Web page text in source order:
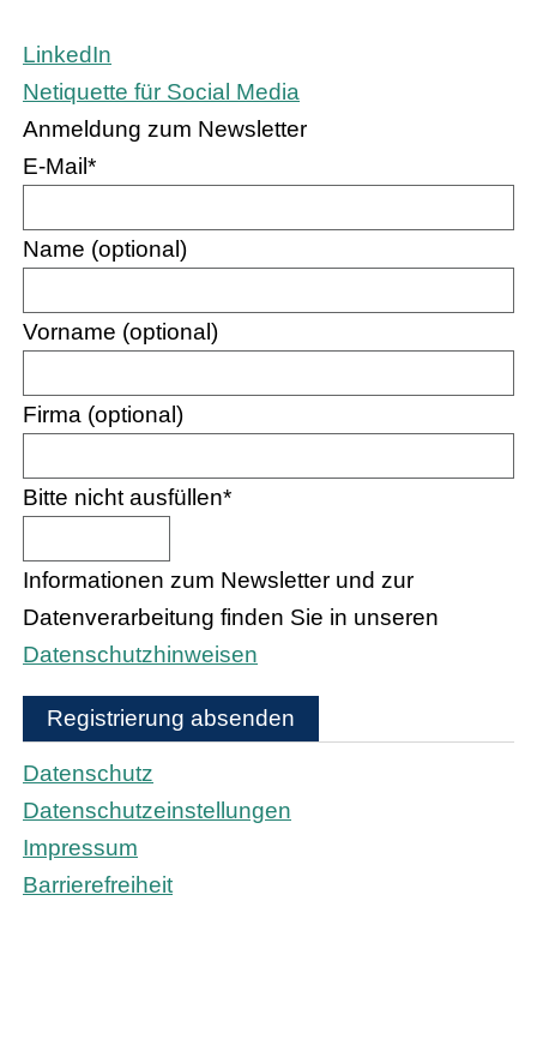
LinkedIn
Netiquette für Social Media
Anmeldung zum Newsletter
E-Mail*
Name (optional)
Vorname (optional)
Firma (optional)
Bitte nicht ausfüllen*
Informationen zum Newsletter und zur
Datenverarbeitung finden Sie in unseren
Datenschutzhinweisen
Registrierung absenden
Datenschutz
Datenschutzeinstellungen
Impressum
Barrierefreiheit